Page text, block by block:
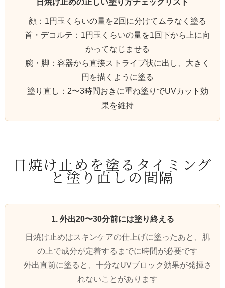
日焼け止めの正しい塗り方チェックリスト
顔：1円玉くらいの量を2回に分けてムラなく塗る
首・デコルテ：1円玉くらいの量を1回下から上に向
かってなじませる
腕・脚：容器から直接ストライプ状に出し、大きく
円を描くように塗る
塗り直し：2〜3時間おきに重ね塗りでUVカット効
果を維持
日焼け止めを塗るタイミング
と塗り直しの間隔
1. 外出20〜30分前には塗り終える
日焼け止めはスキンケアの仕上げに塗ったあと、肌
の上で成分が定着するまでに時間が必要です
外出直前に塗ると、十分なUVブロック効果が発揮さ
れないことがあります